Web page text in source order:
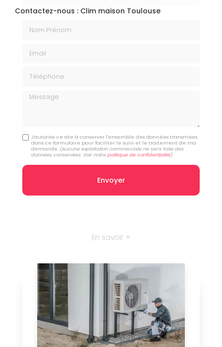
Contactez-nous : Clim maison Toulouse
Message
J'autorise ce site à conserver l'ensemble des données transmises
dans ce formulaire pour faciliter le suivi et le traitement de ma
demande. (Aucune exploitation commerciale ne sera faite des
données conservées. Voir notrepolitique de confidentialité)
En savoir +